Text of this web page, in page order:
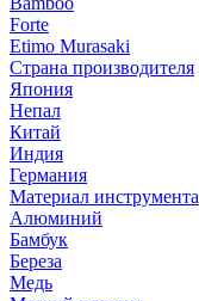
Forte
Etimo Murasaki
Страна производителя
Япония
Непал
Китай
Индия
Германия
Материал инструмента
Алюминий
Бамбук
Береза
Медь